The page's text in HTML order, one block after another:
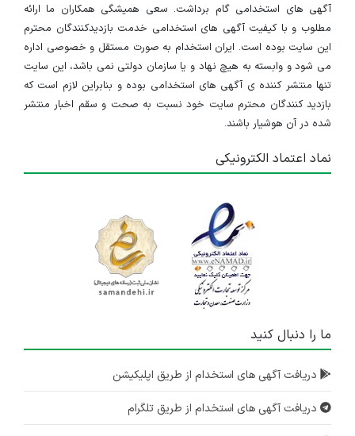
آگهی های استخدامی گام برداشت. سعی همیشگی همکاران ما ارائه
مطلوب و با کیفیت آگهی های استخدامی خدمت بازدیدکنندگان محترم
این سایت بوده است. ایران استخدام به صورت مستقل و خصوصی اداره
می شود و وابسته به هیچ نهاد و یا سازمان دولتی نمی باشد، این سایت
تنها منتشر کننده ی آگهی های استخدامی بوده و بنابراین لازم است که
بازدید کنندگان محترم سایت خود نسبت به صحت و سقم اخبار منتشر
شده در آن هوشیار باشند.
نماد اعتماد الکترونیکی
ما را دنبال کنید
دریافت آگهی های استخدام از طریق اپلیکیشن
دریافت آگهی های استخدام از طریق تلگرام